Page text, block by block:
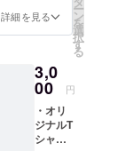
ツビン
テージ
たアク
セサリ
（ラン
ダム）
・
Thanks
詳細を見る ー
ン
を
選
択
す
る
3,0
00 円
・オリ
ジナルT
シャ